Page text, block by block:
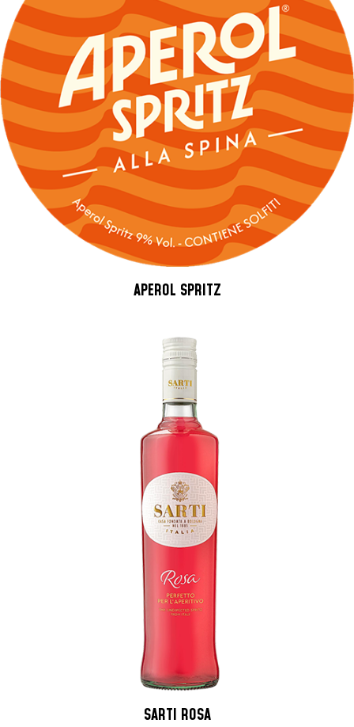
APEROL SPRITZ
SARTI ROSA